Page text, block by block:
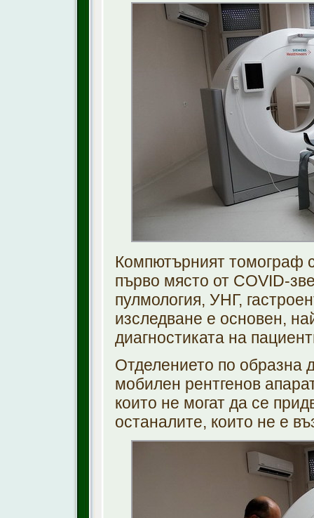
Компютърният томограф
първо място от COVID-
пулмология, УНГ,
изследване е основен,
диагностиката на
Отделението по образна
мобилен рентгенов
които не могат да се
останалите, които не е